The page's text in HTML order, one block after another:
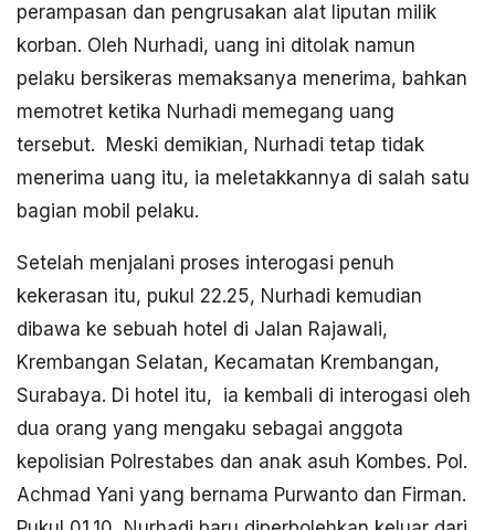
perampasan dan pengrusakan alat liputan milik
korban. Oleh Nurhadi, uang ini ditolak namun
pelaku bersikeras memaksanya menerima, bahkan
memotret ketika Nurhadi memegang uang
tersebut. Meski demikian, Nurhadi tetap tidak
menerima uang itu, ia meletakkannya di salah satu
bagian mobil pelaku.
Setelah menjalani proses interogasi penuh
kekerasan itu, pukul 22.25, Nurhadi kemudian
dibawa ke sebuah hotel di Jalan Rajawali,
Krembangan Selatan, Kecamatan Krembangan,
Surabaya. Di hotel itu, ia kembali di interogasi oleh
dua orang yang mengaku sebagai anggota
kepolisian Polrestabes dan anak asuh Kombes. Pol.
Achmad Yani yang bernama Purwanto dan Firman.